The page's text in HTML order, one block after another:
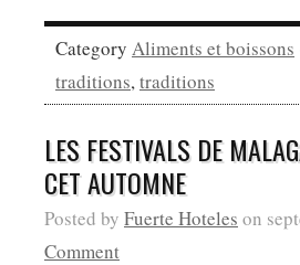
Category Aliments et boissons
traditions,traditions
LES FESTIVALS DE
CET AUTOMNE
Posted by Fuerte Hoteles on
Comment